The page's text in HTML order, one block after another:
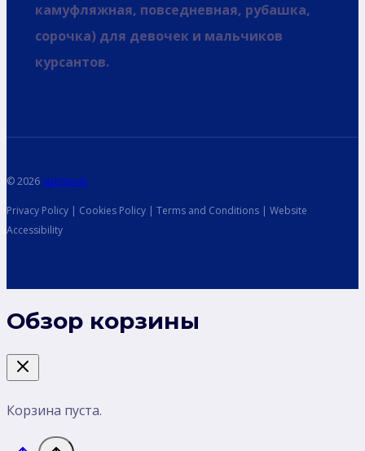
камуфляжная, повседневная, рубашка,
сорочка) для девочек и мальчиков
курсантов.
© 2026 spetsvoin
Privacy Policy | Cookies Policy | Terms and Conditions | Website
Accessibility
Обзор корзины
Корзина пуста.